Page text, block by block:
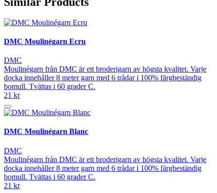
DMC Moulinégarn Ecru
DMC
Moulinégarn från DMC är ett broderigarn av högsta kvalitet. Varje
docka innehåller 8 meter garn med 6 trådar i 100% färgbeständig
bomull. Tvättas i 60 grader C.
21 kr
DMC Moulinégarn Blanc
DMC
Moulinégarn från DMC är ett broderigarn av högsta kvalitet. Varje
docka innehåller 8 meter garn med 6 trådar i 100% färgbeständig
bomull. Tvättas i 60 grader C.
21 kr